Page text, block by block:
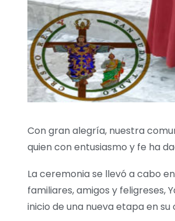
Con gran alegría, nuestra
quien con entusiasmo y fe ha
La ceremonia se llevó a cabo
familiares, amigos y feligreses,
inicio de una nueva etapa en